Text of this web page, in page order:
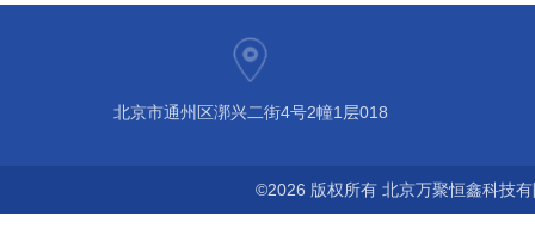
北京市通州区漷兴二街4号2幢1层018
©2026 版权所有 北京万聚恒鑫科技